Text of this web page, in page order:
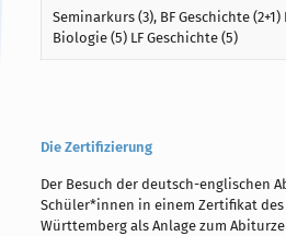
Seminarkurs (3), BF Geschichte (2+1)
Biologie (5) LF Geschichte (5)
Die Zertifizierung
Der Besuch der deutsch-englischen
Schüler*innen in einem Zertifikat des
Württemberg als Anlage zum